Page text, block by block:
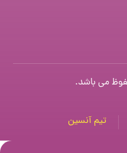
می باشد.
تیم آنسین